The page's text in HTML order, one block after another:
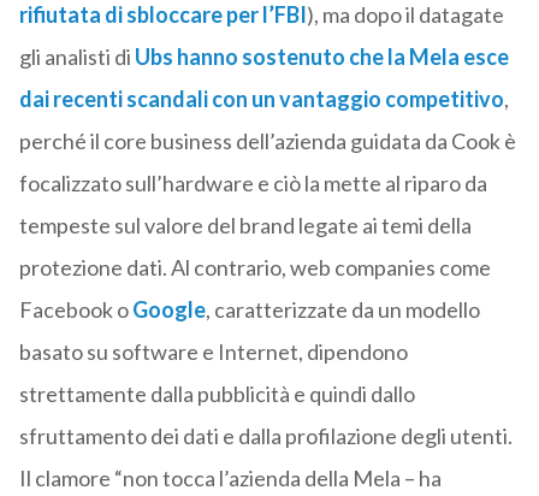
rifiutata di sbloccare per l’FBI), ma dopo il datagate
gli analisti di Ubs hanno sostenuto che la Mela esce
dai recenti scandali con un vantaggio competitivo,
perché il core business dell’azienda guidata da Cook è
focalizzato sull’hardware e ciò la mette al riparo da
tempeste sul valore del brand legate ai temi della
protezione dati. Al contrario, web companies come
Facebook oGoogle, caratterizzate da un modello
basato su software e Internet, dipendono
strettamente dalla pubblicità e quindi dallo
sfruttamento dei dati e dalla profilazione degli utenti.
Il clamore “non tocca l’azienda della Mela – ha